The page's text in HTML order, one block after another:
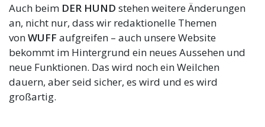
Auch beim DER HUND stehen weitere Änderungen
an, nicht nur, dass wir redaktionelle Themen
vonWUFF aufgreifen – auch unsere Website
bekommt im Hintergrund ein neues Aussehen und
neue Funktionen. Das wird noch ein Weilchen
dauern, aber seid sicher, es wird und es wird
großartig.